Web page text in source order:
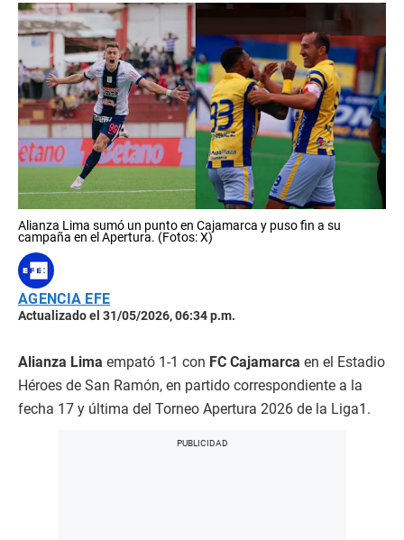
Alianza Lima sumó un punto en Cajamarca y puso fin a su
campaña en el Apertura. (Fotos: X)
AGENCIA EFE
Actualizado el 31/05/2026, 06:34 p.m.
Alianza Lima empató 1-1 con FC Cajamarca en el Estadio
Héroes de San Ramón, en partido correspondiente a la
fecha 17 y última del Torneo Apertura 2026 de la Liga1.